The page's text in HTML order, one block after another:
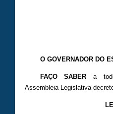
O GOVERNADOR DO
FAÇO SABER a
Assembleia Legislativa